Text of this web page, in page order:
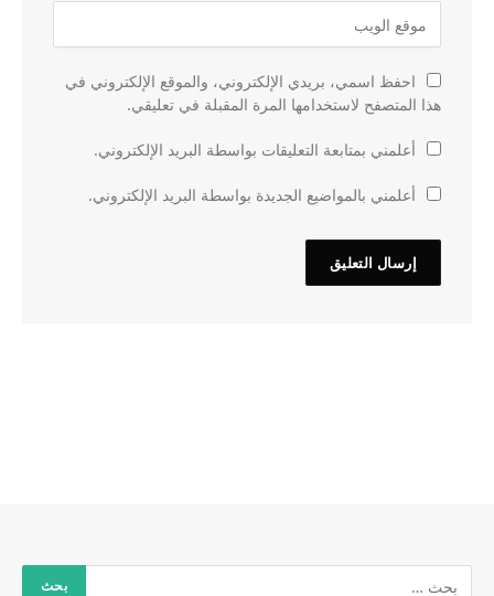
احفظ اسمي، بريدي الإلكتروني، والموقع الإلكتروني في
هذا المتصفح لاستخدامها المرة المقبلة في تعليقي.
أعلمني بمتابعة التعليقات بواسطة البريد الإلكتروني.
أعلمني بالمواضيع الجديدة بواسطة البريد الإلكتروني.